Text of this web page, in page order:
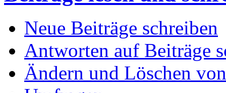
Neue Beiträge schreiben
Antworten auf Beiträge
Ändern und Löschen